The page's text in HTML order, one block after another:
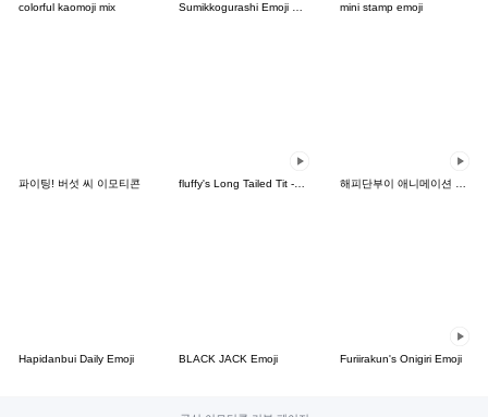
colorful kaomoji mix Sumikkogurashi Emoji Vol. 4 mini stamp emoji
파이팅! 버섯 씨 이모티콘
Hapidanbui Daily Emoji BLACK JACK Emoji Furiirakun's Onigiri Emoji